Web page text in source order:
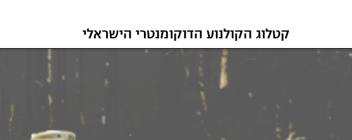
קטלוג הקולנוע הדוקומנטרי הישראלי